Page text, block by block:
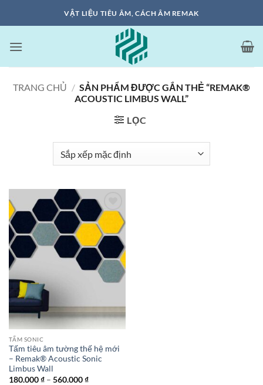
dung
VẬT LIỆU TIÊU ÂM, CÁCH ÂM REMAK
TRANG CHỦ / SẢN PHẨM ĐƯỢC GẮN THẺ “REMAK®
ACOUSTIC LIMBUS WALL”
LỌC
Add to
wishlist
TẤM SONIC
Tấm tiêu âm tường thế hệ mới
– Remak® Acoustic Sonic
Limbus Wall
180.000₫ – 560.000₫Khoảng